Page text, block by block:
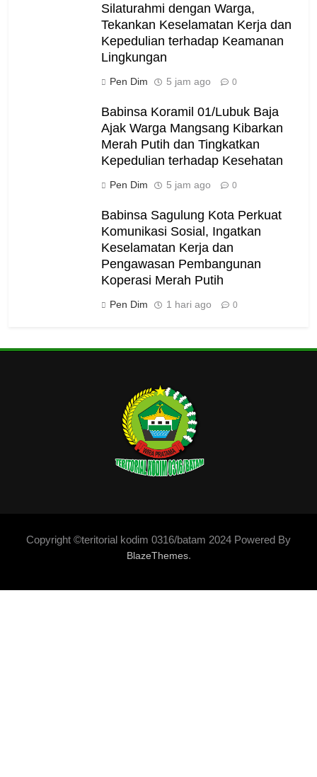
Silaturahmi dengan Warga,
Tekankan Keselamatan Kerja dan
Kepedulian terhadap Keamanan
Lingkungan
Pen Dim 5 jam ago 0
Babinsa Koramil 01/Lubuk Baja
Ajak Warga Mangsang Kibarkan
Merah Putih dan Tingkatkan
Kepedulian terhadap Kesehatan
Pen Dim 5 jam ago 0
Babinsa Sagulung Kota Perkuat
Komunikasi Sosial, Ingatkan
Keselamatan Kerja dan
Pengawasan Pembangunan
Koperasi Merah Putih
Pen Dim 1 hari ago 0
Copyright ©teritorial kodim 0316/batam 2024 Powered By
BlazeThemes.